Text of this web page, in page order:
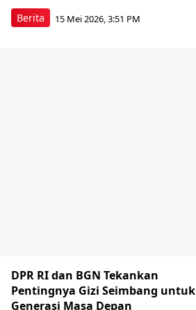
Berita 15 Mei 2026, 3:51 PM
DPR RI dan BGN Tekankan
Pentingnya Gizi Seimbang untuk
Generasi Masa Depan